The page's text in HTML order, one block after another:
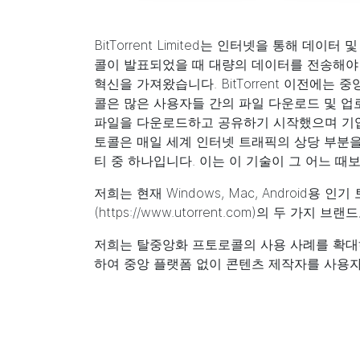
BitTorrent Limited는 인터넷을 통해 데이터
콜이 발표되었을 때 대량의 데이터를 전송해
혁신을 가져왔습니다. BitTorrent 이전에는
콜은 많은 사용자들 간의 파일 다운로드 및
파일을 다운로드하고 공유하기 시작했으며
토콜은 매일 세계 인터넷 트래픽의 상당 부분
티 중 하나입니다. 이는 이 기술이 그 어느 때
저희는 현재 Windows, Mac, Android용 인기
(https://www.utorrent.com)의 두 가지 브랜
저희는 탈중앙화 프토로콜의 사용 사례를 확
하여 중앙 플랫폼 없이 콘텐츠 제작자를 사용